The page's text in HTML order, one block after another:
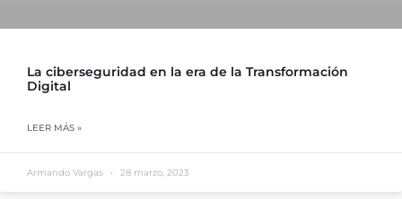
La ciberseguridad en la era de la Transformación
Digital
LEER MÁS »
Armando Vargas 28 marzo, 2023